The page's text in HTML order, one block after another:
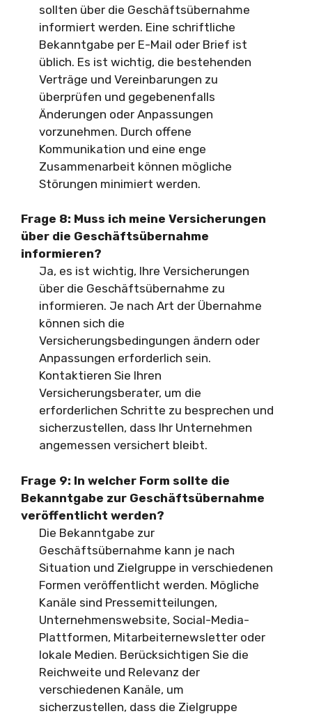
sollten über die Geschäftsübernahme
informiert werden. Eine schriftliche
Bekanntgabe per E-Mail oder Brief ist
üblich. Es ist wichtig, die bestehenden
Verträge und Vereinbarungen zu
überprüfen und gegebenenfalls
Änderungen oder Anpassungen
vorzunehmen. Durch offene
Kommunikation und eine enge
Zusammenarbeit können mögliche
Störungen minimiert werden.
Frage 8: Muss ich meine Versicherungen
über die Geschäftsübernahme
informieren?
Ja, es ist wichtig, Ihre Versicherungen
über die Geschäftsübernahme zu
informieren. Je nach Art der Übernahme
können sich die
Versicherungsbedingungen ändern oder
Anpassungen erforderlich sein.
Kontaktieren Sie Ihren
Versicherungsberater, um die
erforderlichen Schritte zu besprechen und
sicherzustellen, dass Ihr Unternehmen
angemessen versichert bleibt.
Frage 9: In welcher Form sollte die
Bekanntgabe zur Geschäftsübernahme
veröffentlicht werden?
Die Bekanntgabe zur
Geschäftsübernahme kann je nach
Situation und Zielgruppe in verschiedenen
Formen veröffentlicht werden. Mögliche
Kanäle sind Pressemitteilungen,
Unternehmenswebsite, Social-Media-
Plattformen, Mitarbeiternewsletter oder
lokale Medien. Berücksichtigen Sie die
Reichweite und Relevanz der
verschiedenen Kanäle, um
sicherzustellen, dass die Zielgruppe